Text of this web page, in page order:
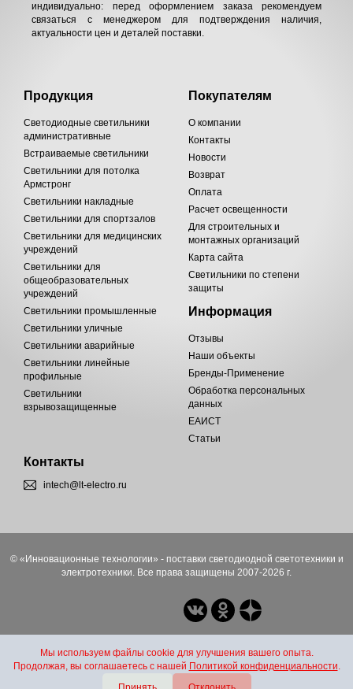
индивидуально: перед оформлением заказа рекомендуем
связаться с менеджером для подтверждения наличия,
актуальности цен и деталей поставки.
Продукция
Светодиодные светильники
административные
Встраиваемые светильники
Светильники для потолка
Армстронг
Светильники накладные
Светильники для спортзалов
Светильники для медицинских
учреждений
Светильники для
общеобразовательных
учреждений
Светильники промышленные
Светильники уличные
Светильники аварийные
Светильники линейные
профильные
Светильники
взрывозащищенные
Покупателям
О компании
Контакты
Новости
Возврат
Оплата
Расчет освещенности
Для строительных и
монтажных организаций
Карта сайта
Светильники по степени
защиты
Информация
Отзывы
Наши объекты
Бренды-Применение
Обработка персональных
данных
ЕАИСТ
Статьи
Контакты
intech@lt-electro.ru
© «Инновационные технологии» - поставки светодиодной светотехники и
электротехники. Все права защищены 2007-2026 г.
Мы используем файлы cookie для улучшения вашего опыта.
Продолжая, вы соглашаетесь с нашей Политикой конфиденциальности.